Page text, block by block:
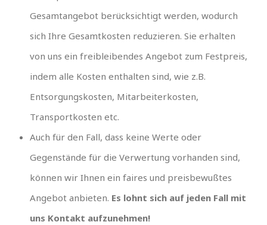
Gesamtangebot berücksichtigt werden, wodurch
sich Ihre Gesamtkosten reduzieren. Sie erhalten
von uns ein freibleibendes Angebot zum Festpreis,
indem alle Kosten enthalten sind, wie z.B.
Entsorgungskosten, Mitarbeiterkosten,
Transportkosten etc.
Auch für den Fall, dass keine Werte oder
Gegenstände für die Verwertung vorhanden sind,
können wir Ihnen ein faires und preisbewußtes
Angebot anbieten. Es lohnt sich auf jeden Fall mit
uns Kontakt aufzunehmen!